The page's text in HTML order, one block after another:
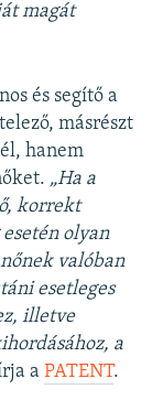
magát
és segítő a
másrészt
hanem
„Ha a
korrekt
olyan
valóban
esetleges
illetve
a
a PATENT.